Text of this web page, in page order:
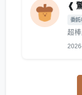
❰
委託
超